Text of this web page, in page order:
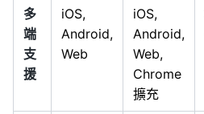
多
端
支
援
iOS,
Android,
Web
iOS,
Android,
Web,
Chrome
擴充